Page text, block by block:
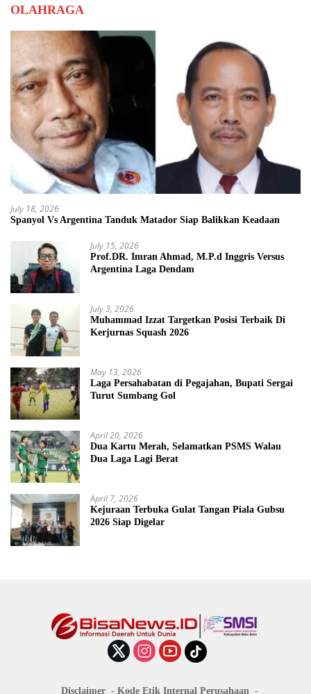
OLAHRAGA
July 18, 2026
Spanyol Vs Argentina Tanduk Matador Siap Balikkan Keadaan
July 15, 2026
Prof.DR. Imran Ahmad, M.P.d Inggris Versus
Argentina Laga Dendam
July 3, 2026
Muhammad Izzat Targetkan Posisi Terbaik Di
Kerjurnas Squash 2026
May 13, 2026
Laga Persahabatan di Pegajahan, Bupati Sergai
Turut Sumbang Gol
April 20, 2026
Dua Kartu Merah, Selamatkan PSMS Walau
Dua Laga Lagi Berat
April 7, 2026
Kejuraan Terbuka Gulat Tangan Piala Gubsu
2026 Siap Digelar
Disclaimer Kode Etik Internal Perusahaan